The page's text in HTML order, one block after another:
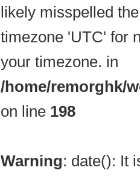
likely misspelled
timezone 'UTC' for
your timezone. in
/home/remorghk/
on line 198
Warning: date(): It